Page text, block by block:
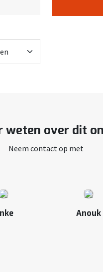
weten over dit
Neem contact op met
Anouk